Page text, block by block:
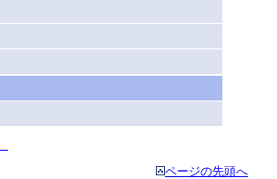
ページの先頭へ